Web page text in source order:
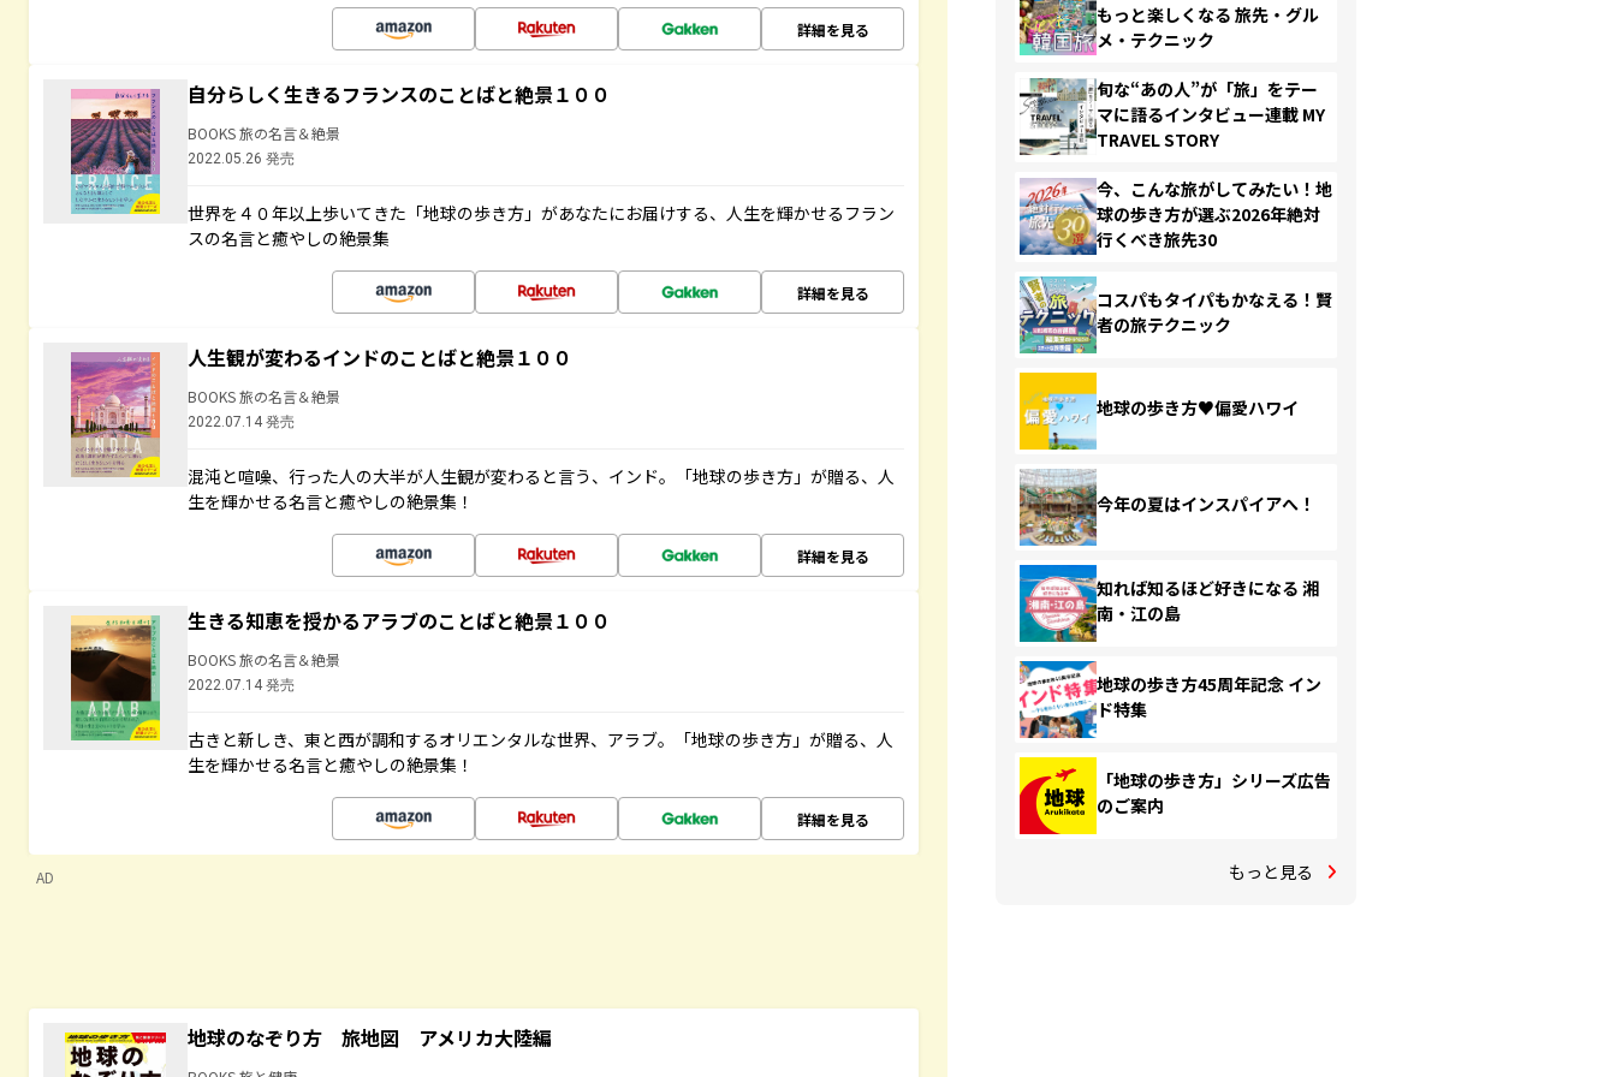
詳細を見る
自分らしく生きるフランスのことばと絶景１００
BOOKS 旅の名言＆絶景
2022.05.26 発売
世界を４０年以上歩いてきた「地球の歩き方」があなたにお届けする、人生を輝かせるフラン
スの名言と癒やしの絶景集
詳細を見る
人生観が変わるインドのことばと絶景１００
BOOKS 旅の名言＆絶景
2022.07.14 発売
混沌と喧噪、行った人の大半が人生観が変わると言う、インド。「地球の歩き方」が贈る、人
生を輝かせる名言と癒やしの絶景集！
詳細を見る
生きる知恵を授かるアラブのことばと絶景１００
BOOKS 旅の名言＆絶景
2022.07.14 発売
古きと新しき、東と西が調和するオリエンタルな世界、アラブ。「地球の歩き方」が贈る、人
生を輝かせる名言と癒やしの絶景集！
詳細を見る
AD
地球のなぞり方 旅地図 アメリカ大陸編
もっと楽しくなる 旅先・グル
メ・テクニック
旬な“あの人”が「旅」をテー
マに語るインタビュー連載 MY
TRAVEL STORY
今、こんな旅がしてみたい！地
球の歩き方が選ぶ2026年絶対
行くべき旅先30
コスパもタイパもかなえる！賢
者の旅テクニック
地球の歩き方♥偏愛ハワイ
今年の夏はインスパイアへ！
知れば知るほど好きになる 湘
南・江の島
地球の歩き方45周年記念 イン
ド特集
「地球の歩き方」シリーズ広告
のご案内
もっと見る